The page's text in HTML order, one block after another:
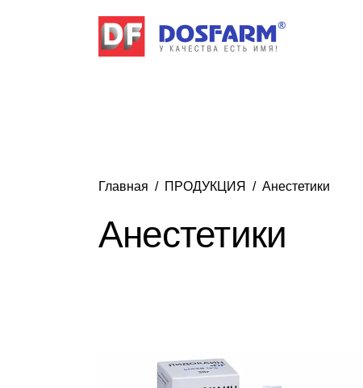
Главная ПРОДУКЦИЯ Анестетики
Анестетики